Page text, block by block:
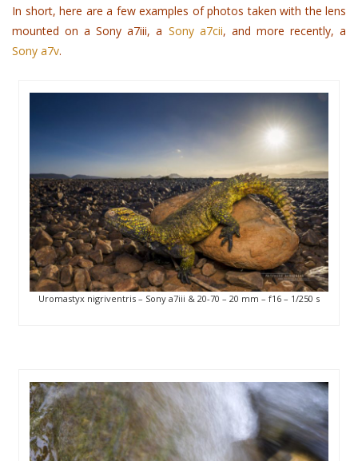
In short, here are a few examples of photos taken with the lens
mounted on a Sony a7iii, a Sony a7cii, and more recently, a
Sony a7v.
Uromastyx nigriventris – Sony a7iii & 20-70 – 20 mm – f16 – 1/250 s